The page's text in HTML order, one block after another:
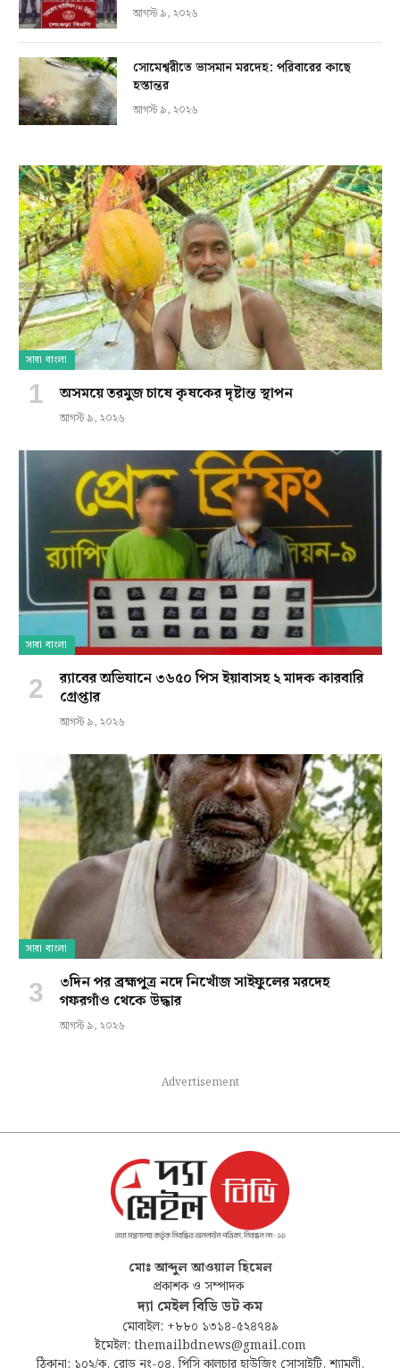
আগস্ট ৯, ২০২৬
সোমেশ্বরীতে ভাসমান মরদেহ: পরিবারের কাছে
হস্তান্তর
আগস্ট ৯, ২০২৬
সারা বাংলা
অসময়ে তরমুজ চাষে কৃষকের দৃষ্টান্ত স্থাপন
আগস্ট ৯, ২০২৬
সারা বাংলা
র‍্যাবের অভিযানে ৩৬৫০ পিস ইয়াবাসহ ২ মাদক কারবারি
গ্রেপ্তার
আগস্ট ৯, ২০২৬
সারা বাংলা
৩দিন পর ব্রহ্মপুত্র নদে নিখোঁজ সাইফুলের মরদেহ
গফরগাঁও থেকে উদ্ধার
আগস্ট ৯, ২০২৬
Advertisement
মোঃ আব্দুল আওয়াল হিমেল
প্রকাশক ও সম্পাদক
দ্যা মেইল বিডি ডট কম
মোবাইল: +৮৮০ ১৩১৪-৫২৪৭৪৯
ইমেইল: themailbdnews@gmail.com